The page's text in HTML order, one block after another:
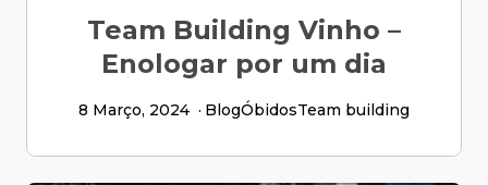
Team Building Vinho –
Enologar por um dia
8 Março, 2024 BlogÓbidosTeam building